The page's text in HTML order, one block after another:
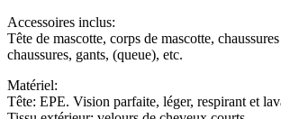
Accessoires inclus:
Tête de mascotte, corps de mascotte,
chaussures, gants, (queue), etc.
Matériel:
Tête: EPE. Vision parfaite, léger, respirant et